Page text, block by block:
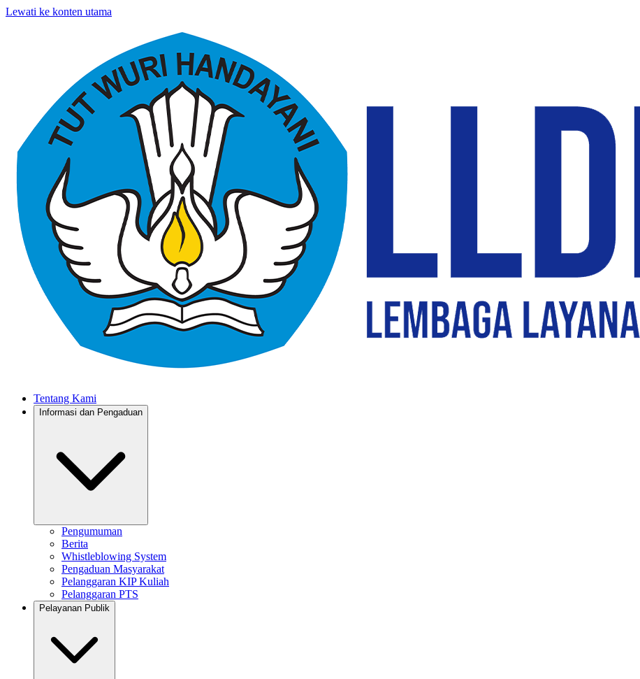
Lewati ke konten utama
Tentang Kami
Informasi dan Pengaduan
Pengumuman
Berita
Whistleblowing System
Pengaduan Masyarakat
Pelanggaran KIP Kuliah
Pelanggaran PTS
Pelayanan Publik